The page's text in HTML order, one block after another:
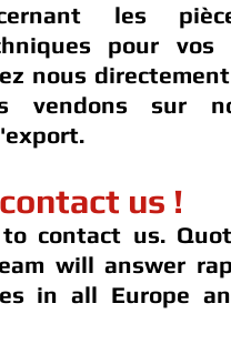
les
pour vos
nous
vendons sur
us !
contact us.
will answer
in all Europe